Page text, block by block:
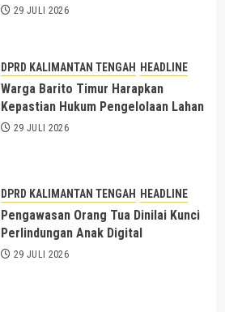
29 JULI 2026
DPRD KALIMANTAN TENGAH HEADLINE
Warga Barito Timur Harapkan
Kepastian Hukum Pengelolaan Lahan
29 JULI 2026
DPRD KALIMANTAN TENGAH HEADLINE
Pengawasan Orang Tua Dinilai Kunci
Perlindungan Anak Digital
29 JULI 2026